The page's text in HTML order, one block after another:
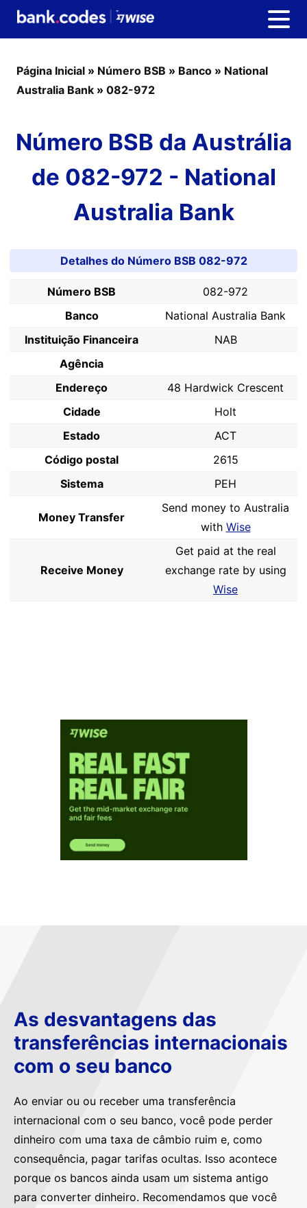
Página Inicial » Número BSB » Banco » National
Australia Bank » 082-972
Número BSB da Austrália
de 082-972 - National
Australia Bank
Detalhes do Número BSB 082-972
Número BSB
082-972
Banco
National Australia Bank
Instituição Financeira
NAB
Agência
Endereço
48 Hardwick Crescent
Cidade
Holt
Estado
ACT
Código postal
2615
Sistema
PEH
Money Transfer
Send money to Australia
with Wise
Receive Money
Get paid at the real
exchange rate by using
Wise
As desvantagens das
transferências internacionais
com o seu banco
Ao enviar ou ou receber uma transferência
internacional com o seu banco, você pode perder
dinheiro com uma taxa de câmbio ruim e, como
consequência, pagar tarifas ocultas. Isso acontece
porque os bancos ainda usam um sistema antigo
para converter dinheiro. Recomendamos que você